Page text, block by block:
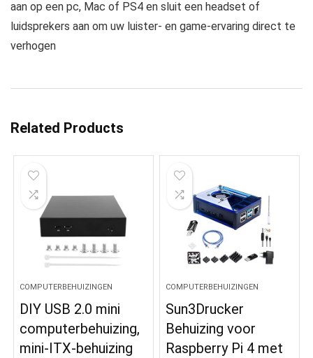
aan op een pc, Mac of PS4 en sluit een headset of
luidsprekers aan om uw luister- en game-ervaring direct te
verhogen
Related Products
COMPUTERBEHUIZINGEN
DIY USB 2.0 mini
computerbehuizing,
mini-ITX-behuizing
COMPUTERBEHUIZINGEN
Sun3Drucker
Behuizing voor
Raspberry Pi 4 met